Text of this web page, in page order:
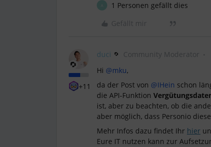
1 Personen gefällt dies
Gefällt mir
+11
duci Community Moderator
Hi @mku,
da der Post von @IHein schon
die API-Funktion
ist, aber zu beachten, ob die
aber möglich, dass Personio
Mehr Infos dazu findet Ihr hier
Eure IT nutzen kann zur